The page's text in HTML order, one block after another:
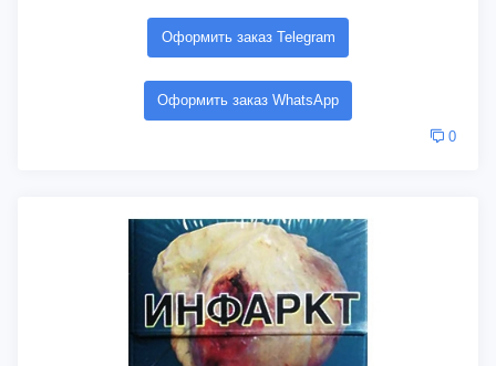
Оформить заказ Telegram
Оформить заказ WhatsApp
0